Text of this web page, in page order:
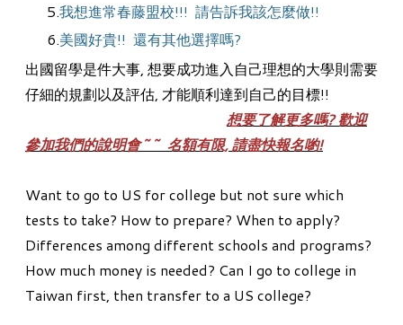
我想進常春藤盟校!!! 請告訴我該怎麼做!!
美國好貴!! 還有其他選擇嗎?
出國留學是件大事, 想要成功進入自己理想的大學則需要
仔細的規劃以及評估, 才能順利達到自己的目標!!
想要了解更多嗎? 歡迎
參加我們的說明會~~ 名額有限, 請盡快報名喲!
Want to go to US for college but not sure which
tests to take? How to prepare? When to apply?
Differences among different schools and programs?
How much money is needed? Can I go to college in
Taiwan first, then transfer to a US college?